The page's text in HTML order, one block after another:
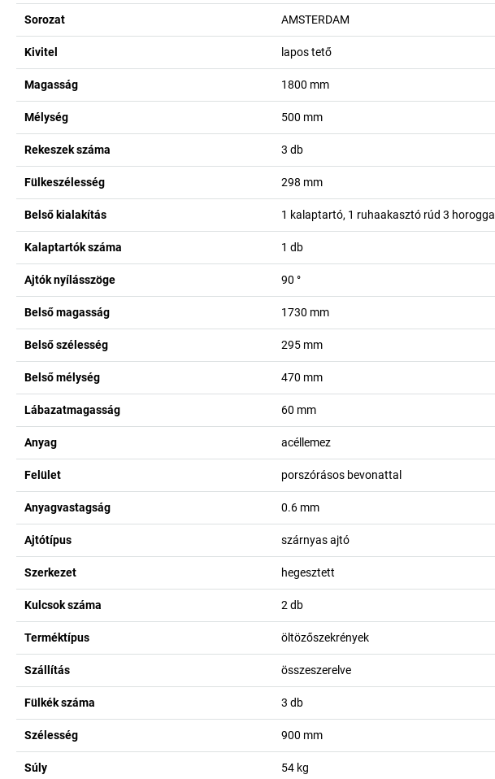
Sorozat AMSTERDAM
Kivitel lapos tető
Magasság 1800 mm
Mélység 500 mm
Rekeszek száma 3 db
Fülkeszélesség 298 mm
Belső kialakítás 1 kalaptartó, 1 ruhaakasztó rúd 3 horoggal
Kalaptartók száma 1 db
Ajtók nyílásszöge 90 °
Belső magasság 1730 mm
Belső szélesség 295 mm
Belső mélység 470 mm
Lábazatmagasság 60 mm
Anyag acéllemez
Felület porszórásos bevonattal
Anyagvastagság 0.6 mm
Ajtótípus szárnyas ajtó
Szerkezet hegesztett
Kulcsok száma 2 db
Terméktípus öltözőszekrények
Szállítás összeszerelve
Fülkék száma 3 db
Szélesség 900 mm
Súly 54 kg